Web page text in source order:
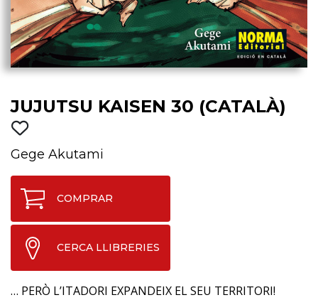
JUJUTSU KAISEN 30 (CATALÀ)
Gege Akutami
COMPRAR
CERCA LLIBRERIES
… PERÒ L’ITADORI EXPANDEIX EL SEU TERRITORI!